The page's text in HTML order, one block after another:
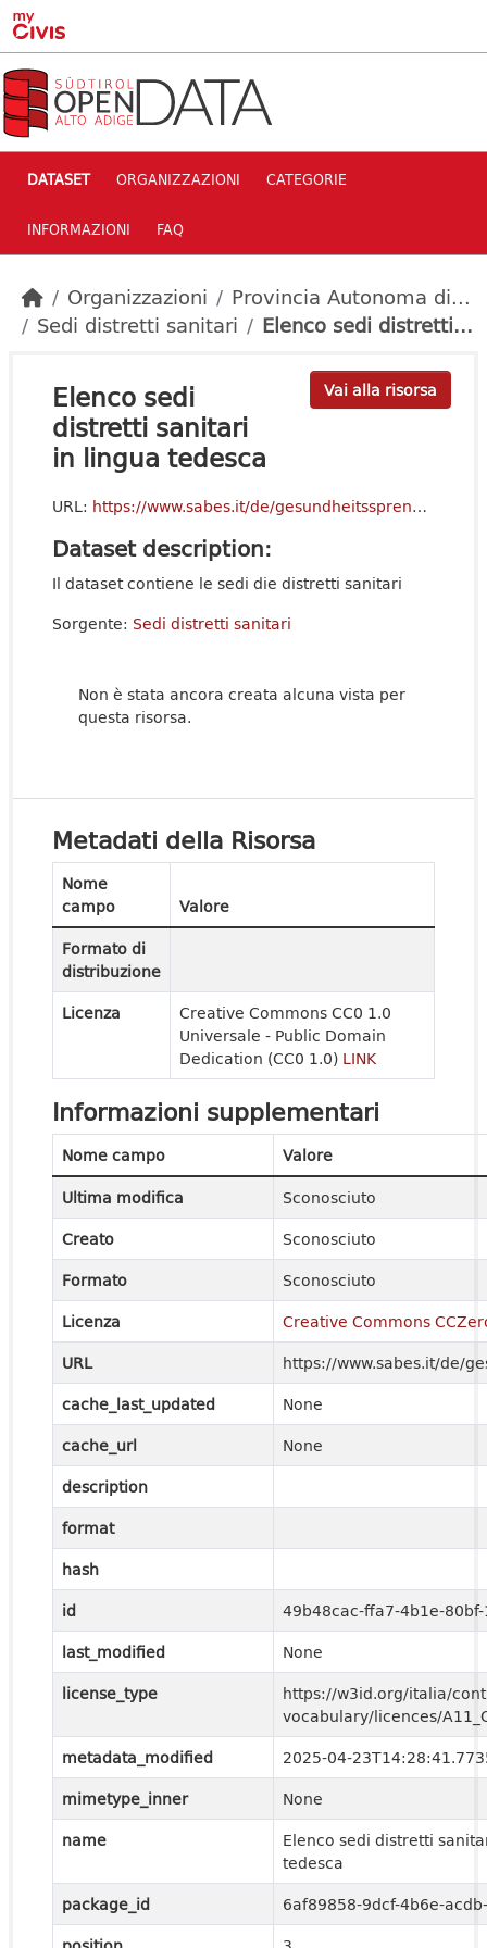
Skip to main content
DATASET ORGANIZZAZIONI CATEGORIE
INFORMAZIONI FAQ
Organizzazioni
Provincia Autonoma di...
Sedi distretti sanitari
Elenco sedi distretti...
Vai alla risorsa
Elenco sedi
distretti sanitari
in lingua tedesca
URL: https://www.sabes.it/de/gesundheitssprengel
Dataset description:
Il dataset contiene le sedi die distretti sanitari
Sorgente: Sedi distretti sanitari
Non è stata ancora creata alcuna vista per
questa risorsa.
Metadati della Risorsa
Nome
campo
Valore
Formato di
distribuzione
Licenza
Creative Commons CC0 1.0
Universale - Public Domain
Dedication (CC0 1.0) LINK
Informazioni supplementari
Nome campo
Valore
Ultima modifica
Sconosciuto
Creato
Sconosciuto
Formato
Sconosciuto
Licenza
Creative Commons
URL
https://www.sabes.it/de/
cache_last_updated
None
cache_url
None
description
format
hash
id
49b48cac-ffa7-4b1e-
last_modified
None
license_type
https://w3id.org/italia/
vocabulary/licences/
metadata_modified
2025-04-
mimetype_inner
None
name
Elenco sedi distretti
tedesca
package_id
6af89858-9dcf-4b6e-